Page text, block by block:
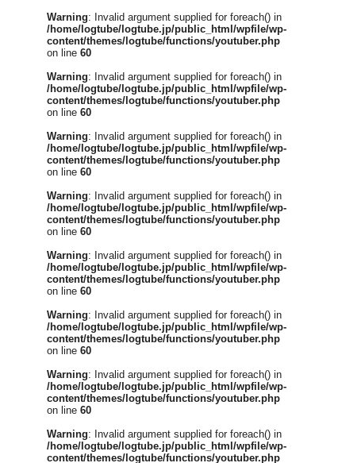
Warning: Invalid argument supplied for foreach() in
/home/logtube/logtube.jp/public_html/wpfile/wp-
content/themes/logtube/functions/youtuber.php
on line 60
Warning: Invalid argument supplied for foreach() in
/home/logtube/logtube.jp/public_html/wpfile/wp-
content/themes/logtube/functions/youtuber.php
on line 60
Warning: Invalid argument supplied for foreach() in
/home/logtube/logtube.jp/public_html/wpfile/wp-
content/themes/logtube/functions/youtuber.php
on line 60
Warning: Invalid argument supplied for foreach() in
/home/logtube/logtube.jp/public_html/wpfile/wp-
content/themes/logtube/functions/youtuber.php
on line 60
Warning: Invalid argument supplied for foreach() in
/home/logtube/logtube.jp/public_html/wpfile/wp-
content/themes/logtube/functions/youtuber.php
on line 60
Warning: Invalid argument supplied for foreach() in
/home/logtube/logtube.jp/public_html/wpfile/wp-
content/themes/logtube/functions/youtuber.php
on line 60
Warning: Invalid argument supplied for foreach() in
/home/logtube/logtube.jp/public_html/wpfile/wp-
content/themes/logtube/functions/youtuber.php
on line 60
Warning: Invalid argument supplied for foreach() in
/home/logtube/logtube.jp/public_html/wpfile/wp-
content/themes/logtube/functions/youtuber.php